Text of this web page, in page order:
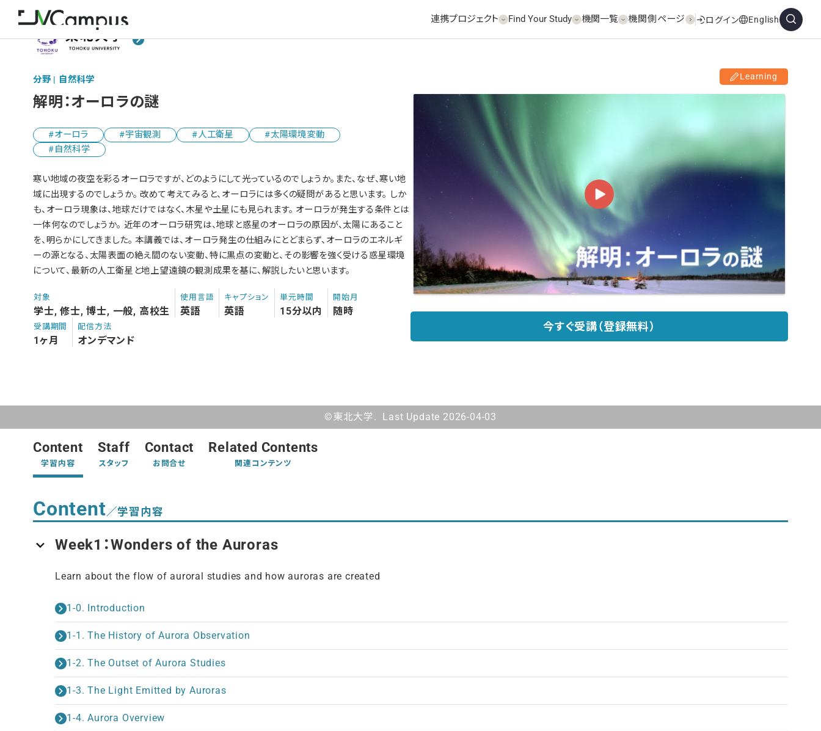
連携プロジェクト Find Your Study 機関一覧 機関側ページ ログイン English
分野 | 自然科学 Learning
解明：オーロラの謎
オーロラ 宇宙観測 人工衛星
太陽環境変動
自然科学
寒い地域の夜空を彩るオーロラですが、どのようにして光っているのでしょうか。また、なぜ、寒い地
域に出現するのでしょうか。 改めて考えてみると、オーロラには多くの疑問があると思います。 しか
も、オーロラ現象は、地球だけではなく、木星や土星にも見られます。 オーロラが発生する条件とは
一体何なのでしょうか。 近年のオーロラ研究は、地球と惑星のオーロラの原因が、太陽にあること
を、明らかにしてきました。 本講義では、オーロラ発生の仕組みにとどまらず、オーロラのエネルギ
ーの源となる、太陽表面の絶え間のない変動、特に黒点の変動と、その影響を強く受ける惑星環境
について、最新の人工衛星と地上望遠鏡の観測成果を基に、解説したいと思います。
対象
学士, 修士, 博士, 一般, 高校生
使用言語
英語
キャプション
英語
単元時間
15分以内
開始月
随時
受講期間
1ヶ月
配信方法
オンデマンド
今すぐ受講（登録無料）
©東北大学. Last Update 2026-04-03
Content
学習内容
Staff
スタッフ
Contact
お問合せ
Related Contents
関連コンテンツ
Content／学習内容
Week1：Wonders of the Auroras
Learn about the flow of auroral studies and how auroras are created
1-0. Introduction
1-1. The History of Aurora Observation
1-2. The Outset of Aurora Studies
1-3. The Light Emitted by Auroras
1-4. Aurora Overview